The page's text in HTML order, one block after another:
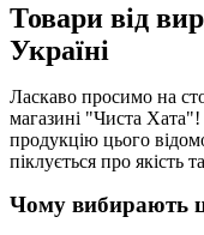
Товари від
Україні
Ласкаво просимо на
магазині "Чиста
продукцію цього
піклується про якість
Чому вибирають